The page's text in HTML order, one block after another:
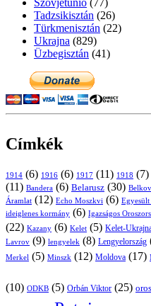
Tadzsikisztán (26)
Türkmenisztán (22)
Ukrajna (829)
Üzbegisztán (41)
Címkék
1914 (6) 1916 (6) 1917 (11) 1918 (7)
(11) Bandera (6) Belarusz (30)
Áramlat (12) Echo Moszkvi (6)
ideiglenes kormány (6) Igazságos
(22) Kazany (6) Kelet (5) Kelet-
Lavrov (9) lengyelek (8) Lengyelország
Merkel (5) Minszk (12) Moldova (17)
(10) ODKB (5) Orbán Viktor (25)